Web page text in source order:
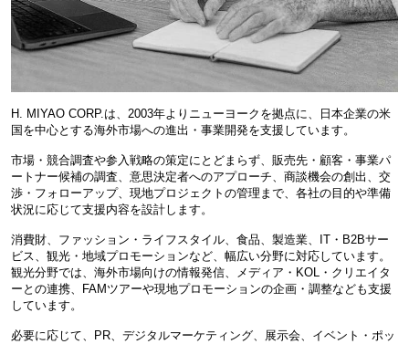
H. MIYAO CORP.は、2003年よりニューヨークを拠点に、日本企業の米
国を中心とする海外市場への進出・事業開発を支援しています。
市場・競合調査や参入戦略の策定にとどまらず、販売先・顧客・事業パ
ートナー候補の調査、意思決定者へのアプローチ、商談機会の創出、交
渉・フォローアップ、現地プロジェクトの管理まで、各社の目的や準備
状況に応じて支援内容を設計します。
消費財、ファッション・ライフスタイル、食品、製造業、IT・B2Bサー
ビス、観光・地域プロモーションなど、幅広い分野に対応しています。
観光分野では、海外市場向けの情報発信、メディア・KOL・クリエイタ
ーとの連携、FAMツアーや現地プロモーションの企画・調整なども支援
しています。
必要に応じて、PR、デジタルマーケティング、展示会、イベント・ポッ